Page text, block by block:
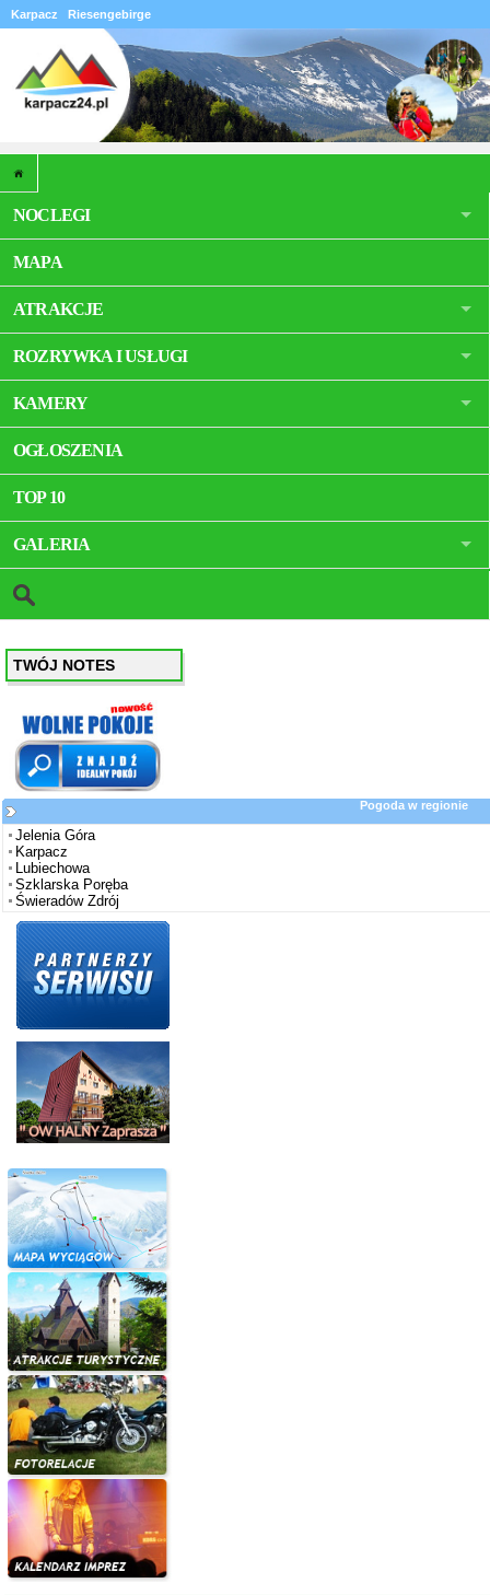
Karpacz Riesengebirge
NOCLEGI
MAPA
ATRAKCJE
ROZRYWKA I USŁUGI
KAMERY
OGŁOSZENIA
TOP 10
GALERIA
TWÓJ NOTES
Pogoda w regionie
Jelenia Góra
Karpacz
Lubiechowa
Szklarska Poręba
Świeradów Zdrój